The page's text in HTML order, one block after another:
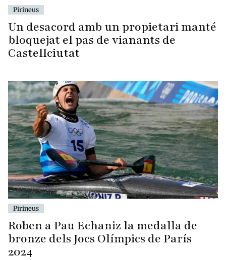
Pirineus
Un desacord amb un propietari manté
bloquejat el pas de vianants de
Castellciutat
Pirineus
Roben a Pau Echaniz la medalla de
bronze dels Jocs Olímpics de París
2024